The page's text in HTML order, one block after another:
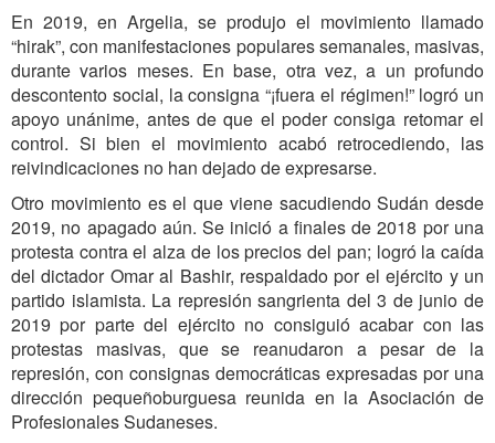
En 2019, en Argelia, se produjo el movimiento llamado
“hirak”, con manifestaciones populares semanales, masivas,
durante varios meses. En base, otra vez, a un profundo
descontento social, la consigna “¡fuera el régimen!” logró un
apoyo unánime, antes de que el poder consiga retomar el
control. Si bien el movimiento acabó retrocediendo, las
reivindicaciones no han dejado de expresarse.
Otro movimiento es el que viene sacudiendo Sudán desde
2019, no apagado aún. Se inició a finales de 2018 por una
protesta contra el alza de los precios del pan; logró la caída
del dictador Omar al Bashir, respaldado por el ejército y un
partido islamista. La represión sangrienta del 3 de junio de
2019 por parte del ejército no consiguió acabar con las
protestas masivas, que se reanudaron a pesar de la
represión, con consignas democráticas expresadas por una
dirección pequeñoburguesa reunida en la Asociación de
Profesionales Sudaneses.